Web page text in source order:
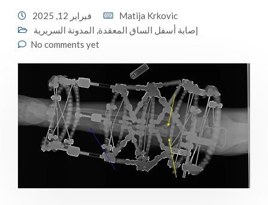
فبراير 12, 2025
Matija Krkovic
إصابة أسفل الساق المعقدة, المدونة السريرية
No comments yet